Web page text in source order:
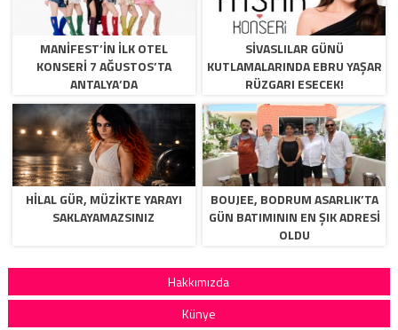
MANİFEST’İN İLK OTEL
KONSERİ 7 AĞUSTOS’TA
ANTALYA’DA
SİVASLILAR GÜNÜ
KUTLAMALARINDA EBRU YAŞAR
RÜZGARI ESECEK!
HİLAL GÜR, MÜZİKTE YARAYI
SAKLAYAMAZSINIZ
BOUJEE, BODRUM ASARLIK’TA
GÜN BATIMININ EN ŞIK ADRESI
OLDU
Hakkımızda
Künye